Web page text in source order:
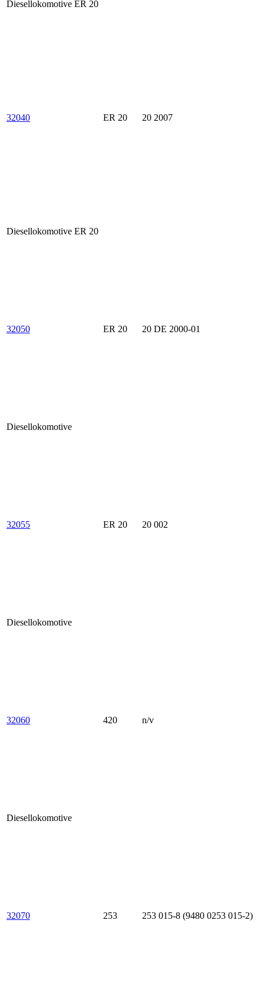
Diesellokomotive ER 20
32040 ER 20 20 2007
Diesellokomotive ER 20
32050 ER 20 20 DE 2000-01
Diesellokomotive
32055 ER 20 20 002
Diesellokomotive
32060 420 n/v
Diesellokomotive
32070 253 253 015-8 (9480 0253 015-2)